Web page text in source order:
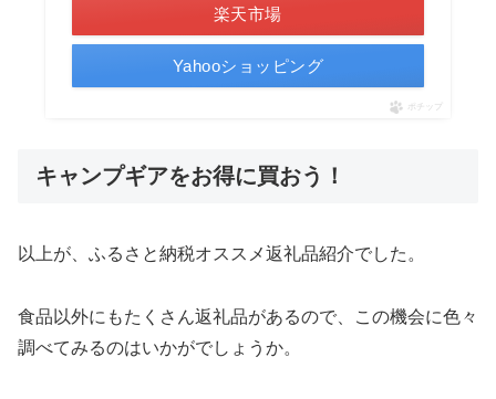
楽天市場
Yahooショッピング
ポチップ
キャンプギアをお得に買おう！
以上が、ふるさと納税オススメ返礼品紹介でした。
食品以外にもたくさん返礼品があるので、この機会に色々
調べてみるのはいかがでしょうか。